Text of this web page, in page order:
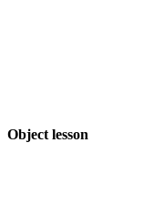
Object lesson